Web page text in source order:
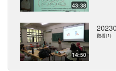
43:38
14:50
觀看(1)